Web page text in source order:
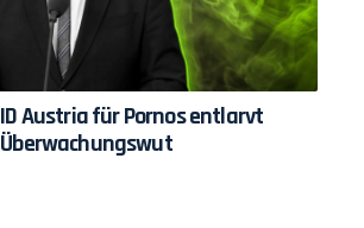
ID Austria für Pornos entlarvt
Überwachungswut